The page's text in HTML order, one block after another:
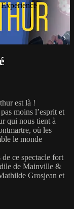
est là !
moins l’esprit et
qui nous tient à
où les
le monde
ce spectacle fort
de Mainville &
Grosjean et